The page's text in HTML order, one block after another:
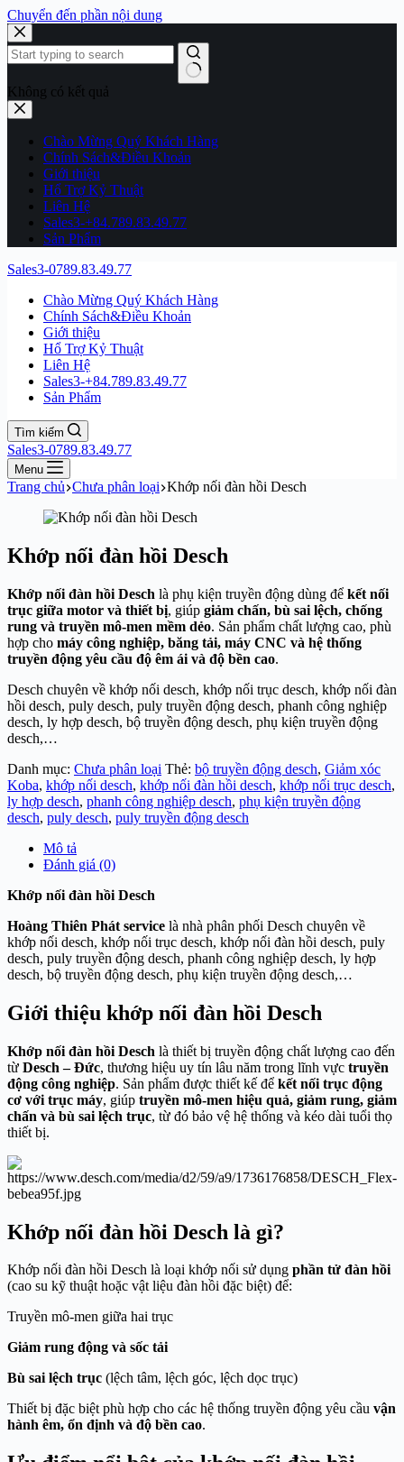
Chuyển đến phần nội dung
Không có kết quả
Chào Mừng Quý Khách Hàng
Chính Sách&Điều Khoản
Giới thiệu
Hổ Trợ Kỷ Thuật
Liên Hệ
Sales3-+84.789.83.49.77
Sản Phẩm
Sales3-0789.83.49.77
Chào Mừng Quý Khách Hàng
Chính Sách&Điều Khoản
Giới thiệu
Hổ Trợ Kỷ Thuật
Liên Hệ
Sales3-+84.789.83.49.77
Sản Phẩm
Tìm kiếm
Sales3-0789.83.49.77
Menu
Trang chủ Chưa phân loại Khớp nối đàn hồi Desch
Khớp nối đàn hồi Desch
Khớp nối đàn hồi Desch là phụ kiện truyền động dùng để kết nối
trục giữa motor và thiết bị, giúp giảm chấn, bù sai lệch, chống
rung và truyền mô-men mềm dẻo. Sản phẩm chất lượng cao, phù
hợp cho máy công nghiệp, băng tải, máy CNC và hệ thống
truyền động yêu cầu độ êm ái và độ bền cao.
Desch chuyên về khớp nối desch, khớp nối trục desch, khớp nối đàn
hồi desch, puly desch, puly truyền động desch, phanh công nghiệp
desch, ly hợp desch, bộ truyền động desch, phụ kiện truyền động
desch,…
Danh mục: Chưa phân loại Thẻ: bộ truyền động desch, Giảm xóc
Koba, khớp nối desch, khớp nối đàn hồi desch, khớp nối trục desch,
ly hợp desch, phanh công nghiệp desch, phụ kiện truyền động
desch, puly desch, puly truyền động desch
Mô tả
Đánh giá (0)
Khớp nối đàn hồi Desch
Hoàng Thiên Phát service là nhà phân phối Desch chuyên về
khớp nối desch, khớp nối trục desch, khớp nối đàn hồi desch, puly
desch, puly truyền động desch, phanh công nghiệp desch, ly hợp
desch, bộ truyền động desch, phụ kiện truyền động desch,…
Giới thiệu khớp nối đàn hồi Desch
Khớp nối đàn hồi Desch là thiết bị truyền động chất lượng cao đến
từ Desch – Đức, thương hiệu uy tín lâu năm trong lĩnh vực truyền
động công nghiệp. Sản phẩm được thiết kế để kết nối trục động
cơ với trục máy, giúp truyền mô-men hiệu quả, giảm rung, giảm
chấn và bù sai lệch trục, từ đó bảo vệ hệ thống và kéo dài tuổi thọ
thiết bị.
Khớp nối đàn hồi Desch là gì?
Khớp nối đàn hồi Desch là loại khớp nối sử dụng phần tử đàn hồi
(cao su kỹ thuật hoặc vật liệu đàn hồi đặc biệt) để:
Truyền mô-men giữa hai trục
Giảm rung động và sốc tải
Bù sai lệch trục (lệch tâm, lệch góc, lệch dọc trục)
Thiết bị đặc biệt phù hợp cho các hệ thống truyền động yêu cầu vận
hành êm, ổn định và độ bền cao.